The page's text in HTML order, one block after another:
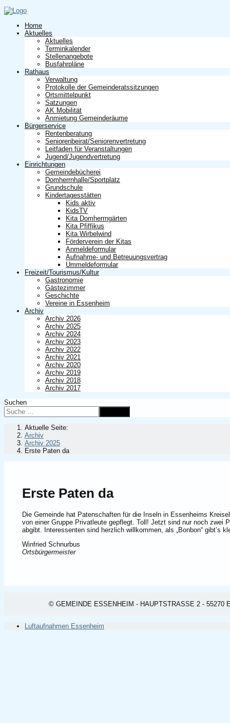
Home
Aktuelles
Aktuelles
Terminkalender
Stellenangebote
Busfahrpläne
Rathaus
Verwaltung
Protokolle der Gemeinderatssitzungen
Ortsmittelpunkt
Satzungen
AK Mobilität
Anmietung Gemeinderäume
Bürgerservice
Rentenberatung
Seniorenbeirat/Seniorenvertretung
Leitfaden für Veranstaltungen
Jugend/Jugendvertretung
Einrichtungen
Gemeindebücherei
Domherrnhalle/Sportplatz
Grundschule
Kindertagesstätten
Kids aktiv
KidsTV
Kita Domherrngärten
Kita Pfiffikus
Kita Wirbelwind
Förderverein der Kitas
Anmeldeformular
Aufnahme- und Betreuungsvertrag
Ummeldeformular
Freizeit/Tourismus/Kultur
Gastronomie
Gästezimmer
Geschichte
Vereine in Essenheim
Archiv
Archiv 2026
Archiv 2025
Archiv 2024
Archiv 2023
Archiv 2022
Archiv 2021
Archiv 2020
Archiv 2019
Archiv 2018
Archiv 2017
Suchen
Aktuelle Seite:
Archiv
Archiv 2025
Erste Paten da
Erste Paten da
Die Gemeinde hat Patenschaften für die Inseln in Essenheims
von einer Gruppe Privatleute gepflegt. Toll! Jetzt sind nur noch zwei
abgibt. Interessenten sind herzlich willkommen, als „Bonbon“ gibt’s
Winfried Schnurbus
Ortsbürgermeister
© GEMEINDE ESSENHEIM - HAUPTSTRASSE 2 - 55270
Luftaufnahmen Essenheim